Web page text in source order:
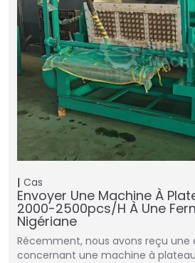
Cas
Envoyer Une Machine À
2000-2500pcs/h À Une
Nigériane
Récemment, nous avons reçu une
concernant une machine à